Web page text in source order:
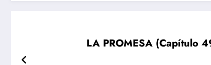
LA PROMESA (Capítulo